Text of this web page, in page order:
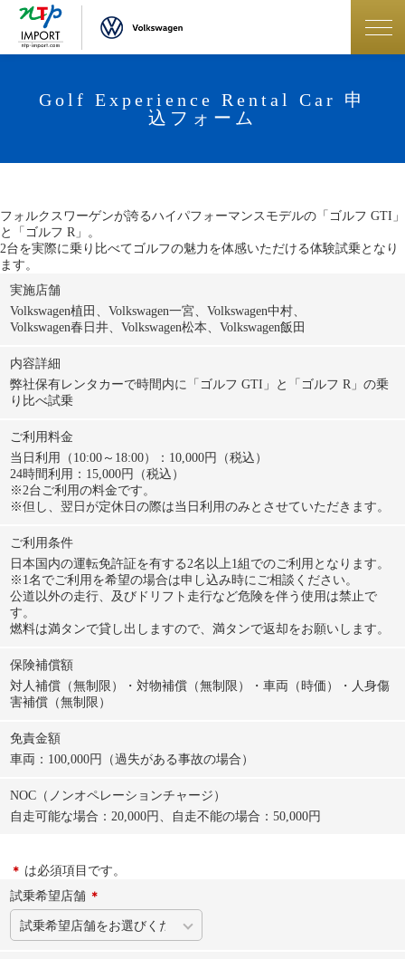
Golf Experience Rental Car 申
込フォーム
フォルクスワーゲンが誇るハイパフォーマンスモデルの「ゴルフ GTI」
と「ゴルフ R」。
2台を実際に乗り比べてゴルフの魅力を体感いただける体験試乗となり
ます。
実施店舗
Volkswagen植田、Volkswagen一宮、Volkswagen中村、
Volkswagen春日井、Volkswagen松本、Volkswagen飯田
内容詳細
弊社保有レンタカーで時間内に「ゴルフ GTI」と「ゴルフ R」の乗
り比べ試乗
ご利用料金
当日利用（10:00～18:00）：10,000円（税込）
24時間利用：15,000円（税込）
※2台ご利用の料金です。
※但し、翌日が定休日の際は当日利用のみとさせていただきます。
ご利用条件
日本国内の運転免許証を有する2名以上1組でのご利用となります。
※1名でご利用を希望の場合は申し込み時にご相談ください。
公道以外の走行、及びドリフト走行など危険を伴う使用は禁止で
す。
燃料は満タンで貸し出しますので、満タンで返却をお願いします。
保険補償額
対人補償（無制限）・対物補償（無制限）・車両（時価）・人身傷
害補償（無制限）
免責金額
車両：100,000円（過失がある事故の場合）
NOC（ノンオペレーションチャージ）
自走可能な場合：20,000円、自走不能の場合：50,000円
は必須項目です。
試乗希望店舗